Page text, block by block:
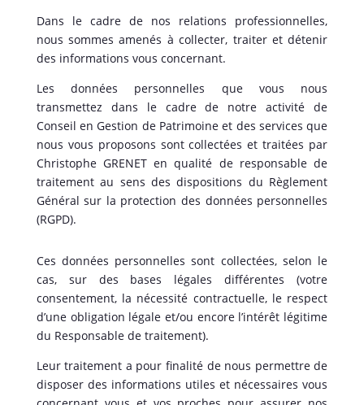
Dans le cadre de nos relations professionnelles,
nous sommes amenés à collecter, traiter et détenir
des informations vous concernant.
Les données personnelles que vous nous
transmettez dans le cadre de notre activité de
Conseil en Gestion de Patrimoine et des services que
nous vous proposons sont collectées et traitées par
Christophe GRENET en qualité de responsable de
traitement au sens des dispositions du Règlement
Général sur la protection des données personnelles
(RGPD).
Ces données personnelles sont collectées, selon le
cas, sur des bases légales différentes (votre
consentement, la nécessité contractuelle, le respect
d’une obligation légale et/ou encore l’intérêt légitime
du Responsable de traitement).
Leur traitement a pour finalité de nous permettre de
disposer des informations utiles et nécessaires vous